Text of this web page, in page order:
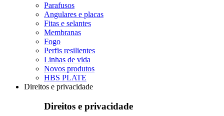
Parafusos
Angulares e placas
Fitas e selantes
Membranas
Fogo
Perfis resilientes
Linhas de vida
Novos produtos
HBS PLATE
Direitos e privacidade
Direitos e privacidade